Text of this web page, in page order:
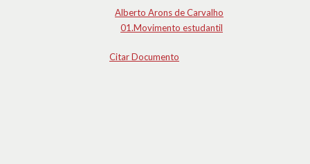
Alberto Arons de Carvalho
01.Movimento estudantil
Citar Documento